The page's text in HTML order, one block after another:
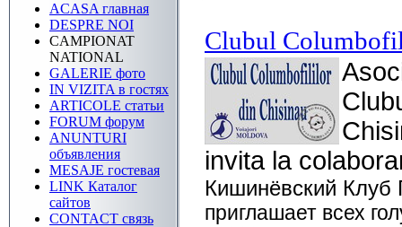
ACASA главная
DESPRE NOI
CAMPIONAT
NATIONAL
GALERIE фото
IN VIZITA в гостях
ARTICOLE статьи
FORUM форум
ANUNTURI
объявления
MESAJE гостевая
LINK Каталог
сайтов
CONTACT связь
Clubul
invita la
Кишинёвский Клуб
приглашает всех